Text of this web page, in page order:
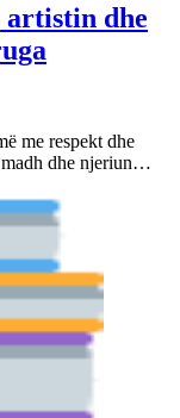
dhe
me respekt dhe
dhe njeriun…